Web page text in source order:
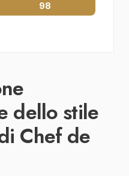
98
dello stile
Chef de